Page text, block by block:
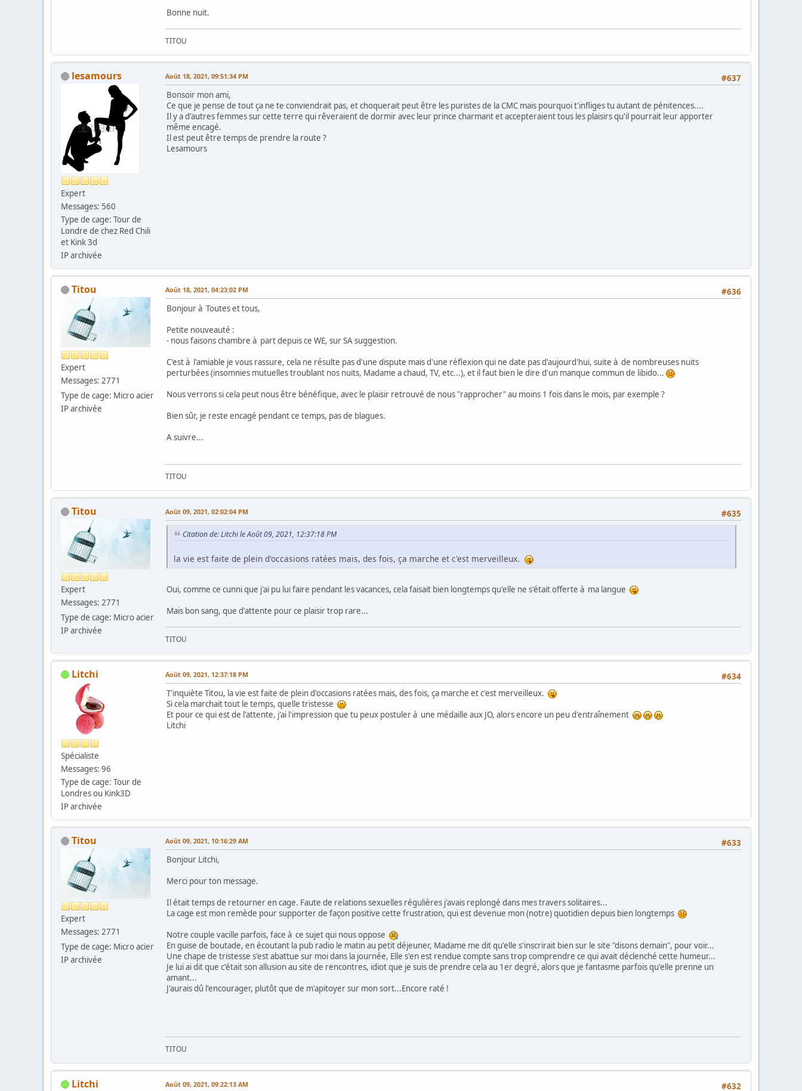
Bonne nuit.
TITOU
lesamours
Expert
Messages: 560
Type de cage: Tour de
Londre de chez Red Chili
et Kink 3d
IP archivée
#637
Août 18, 2021, 09:51:34 PM
Bonsoir mon ami,
Ce que je pense de tout ça ne te conviendrait pas, et choquerait peut être les puristes de la CMC mais pourquoi t'infliges tu autant de pénitences....
Il y a d'autres femmes sur cette terre qui rêveraient de dormir avec leur prince charmant et accepteraient tous les plaisirs qu'il pourrait leur apporter
même encagé.
Il est peut être temps de prendre la route ?
Lesamours
Titou
Expert
Messages: 2771
Type de cage: Micro acier
IP archivée
#636
Août 18, 2021, 04:23:02 PM
Bonjour à Toutes et tous,
Petite nouveauté :
- nous faisons chambre à part depuis ce WE, sur SA suggestion.
C'est à l'amiable je vous rassure, cela ne résulte pas d'une dispute mais d'une réflexion qui ne date pas d'aujourd'hui, suite à de nombreuses nuits
perturbées (insomnies mutuelles troublant nos nuits, Madame a chaud, TV, etc...), et il faut bien le dire d'un manque commun de libido...
Nous verrons si cela peut nous être bénéfique, avec le plaisir retrouvé de nous "rapprocher" au moins 1 fois dans le mois, par exemple ?
Bien sûr, je reste encagé pendant ce temps, pas de blagues.
A suivre...
TITOU
Titou
Expert
Messages: 2771
Type de cage: Micro acier
IP archivée
#635
Août 09, 2021, 02:02:04 PM
Citation de: Litchi le Août 09, 2021, 12:37:18 PM
la vie est faite de plein d'occasions ratées mais, des fois, ça marche et c'est merveilleux.
Oui, comme ce cunni que j'ai pu lui faire pendant les vacances, cela faisait bien longtemps qu'elle ne s'était offerte à ma langue
Mais bon sang, que d'attente pour ce plaisir trop rare...
TITOU
Litchi
Spécialiste
Messages: 96
Type de cage: Tour de
Londres ou Kink3D
IP archivée
#634
Août 09, 2021, 12:37:18 PM
T'inquiète Titou, la vie est faite de plein d'occasions ratées mais, des fois, ça marche et c'est merveilleux.
Si cela marchait tout le temps, quelle tristesse
Et pour ce qui est de l'attente, j'ai l'impression que tu peux postuler à une médaille aux JO, alors encore un peu d'entraînement
Litchi
Titou
Expert
Messages: 2771
Type de cage: Micro acier
IP archivée
#633
Août 09, 2021, 10:16:29 AM
Bonjour Litchi,
Merci pour ton message.
Il était temps de retourner en cage. Faute de relations sexuelles régulières j'avais replongé dans mes travers solitaires...
La cage est mon remède pour supporter de façon positive cette frustration, qui est devenue mon (notre) quotidien depuis bien longtemps
Notre couple vacille parfois, face à ce sujet qui nous oppose
En guise de boutade, en écoutant la pub radio le matin au petit déjeuner, Madame me dit qu'elle s'inscrirait bien sur le site "disons demain", pour voir...
Une chape de tristesse s'est abattue sur moi dans la journée, Elle s'en est rendue compte sans trop comprendre ce qui avait déclenché cette humeur...
Je lui ai dit que c'était son allusion au site de rencontres, idiot que je suis de prendre cela au 1er degré, alors que je fantasme parfois qu'elle prenne un
amant...
J'aurais dû l'encourager, plutôt que de m'apitoyer sur mon sort...Encore raté !
TITOU
Litchi #632
Août 09, 2021, 09:22:13 AM